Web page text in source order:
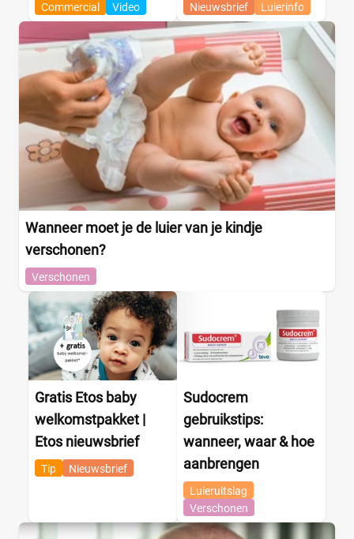
Commercial Video Nieuwsbrief Luierinfo
Wanneer moet je de luier van je kindje
verschonen?
Verschonen
Gratis Etos baby
welkomstpakket |
Etos nieuwsbrief
Tip Nieuwsbrief
Sudocrem
gebruikstips:
wanneer, waar & hoe
aanbrengen
Luieruitslag
Verschonen